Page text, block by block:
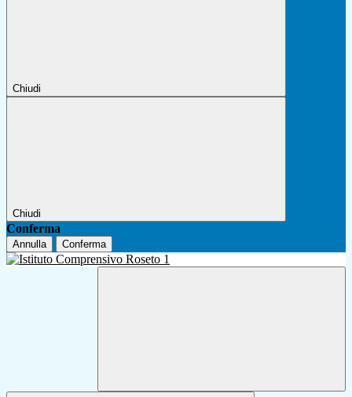
Chiudi
Chiudi
Conferma
Annulla Conferma